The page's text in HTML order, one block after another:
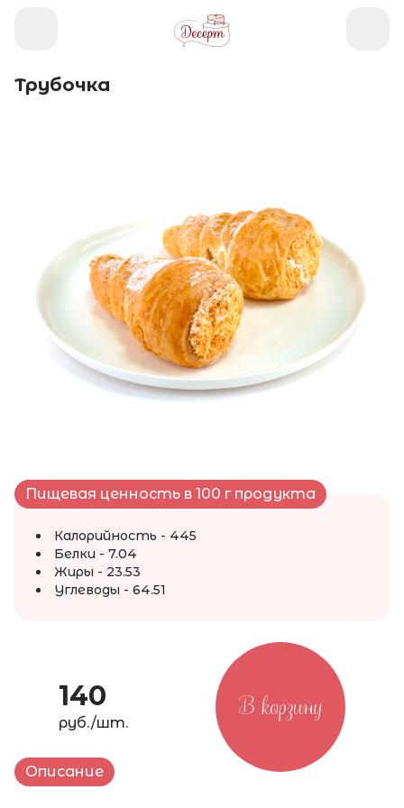
Трубочка
Пищевая ценность в 100 г продукта
Калорийность - 445
Белки - 7.04
Жиры - 23.53
Углеводы - 64.51
140
руб./шт.
В корзину
Описание